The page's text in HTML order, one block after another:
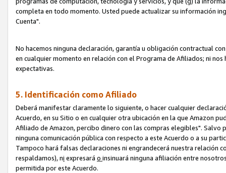
completa en todo momento. Usted puede actualizar su información
Cuenta".
No hacemos ninguna declaración, garantía u obligación contractual
en cualquier momento en relación con el Programa de Afiliados; ni
expectativas.
5. Identificación como Afiliado
Deberá manifestar claramente lo siguiente, o hacer cualquier
Acuerdo, en su Sitio o en cualquier otra ubicación en la que Amazon
Afiliado de Amazon, percibo dinero con las compras elegibles". Salvo
ninguna comunicación pública con respecto a este Acuerdo o a su
Tampoco hará falsas declaraciones ni engrandecerá nuestra relación
respaldamos), ni expresará o insinuará ninguna afiliación entre
permitida por este Acuerdo.